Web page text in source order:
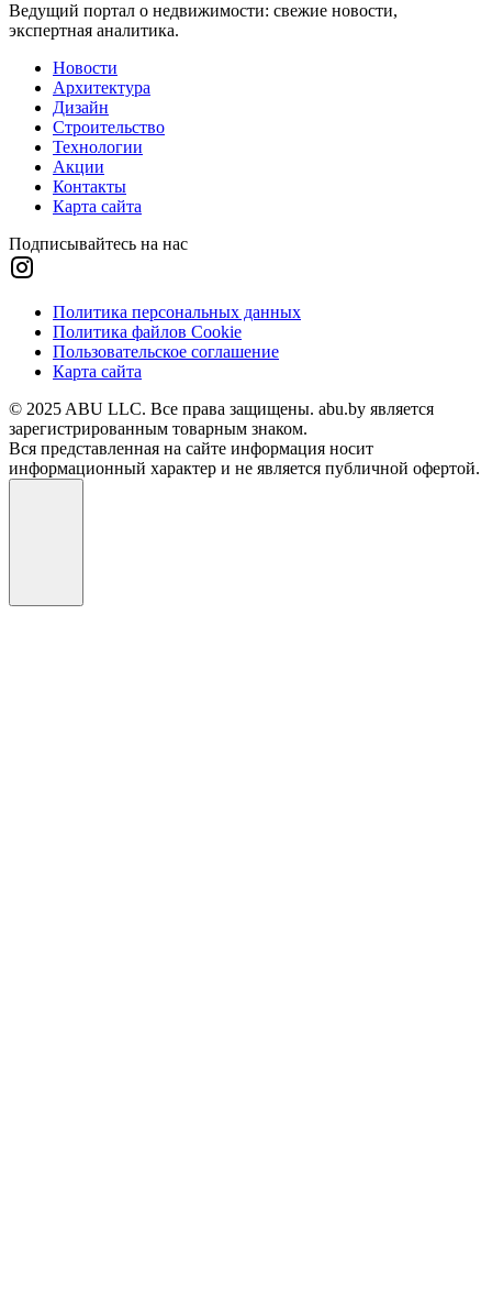
Ведущий портал о недвижимости: свежие новости,
экспертная аналитика.
Новости
Архитектура
Дизайн
Строительство
Технологии
Акции
Контакты
Карта сайта
Подписывайтесь на нас
Политика персональных данных
Политика файлов Cookie
Пользовательское соглашение
Карта сайта
© 2025 ABU LLC. Все права защищены. abu.by является
зарегистрированным товарным знаком.
Вся представленная на сайте информация носит
информационный характер и не является публичной офертой.